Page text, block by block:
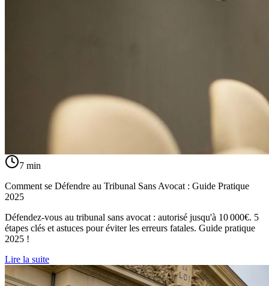
7 min
Comment se Défendre au Tribunal Sans Avocat : Guide Pratique
2025
Défendez-vous au tribunal sans avocat : autorisé jusqu'à 10 000€. 5
étapes clés et astuces pour éviter les erreurs fatales. Guide pratique
2025 !
Lire la suite